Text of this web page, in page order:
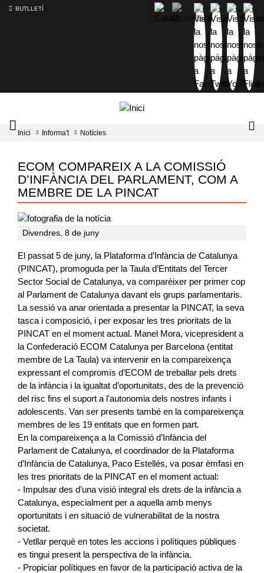
BUTLLETÍ
Mobile
menu
Inici Informa't Notícies
ECOM COMPAREIX A LA COMISSIÓ
D’INFÀNCIA DEL PARLAMENT, COM A
MEMBRE DE LA PINCAT
Divendres, 8 de juny
El passat 5 de juny, la Plataforma d’Infància de Catalunya
(PINCAT), promoguda per la Taula d’Entitats del Tercer
Sector Social de Catalunya, va comparèixer per primer cop
al Parlament de Catalunya davant els grups parlamentaris.
La sessió va anar orientada a presentar la PINCAT, la seva
tasca i composició, i per exposar les tres prioritats de la
PINCAT en el moment actual. Manel Mora, vicepresident a
la Confederació ECOM Catalunya per Barcelona (entitat
membre de La Taula) va intervenir en la compareixença
expressant el compromís d’ECOM de treballar pels drets
de la infància i la igualtat d’oportunitats, des de la prevenció
del risc fins el suport a l'autonomia dels nostres infants i
adolescents. Van ser presents també en la compareixença
membres de les 19 entitats que en formen part.
En la compareixença a la Comissió d’Infància del
Parlament de Catalunya, el coordinador de la Plataforma
d’Infància de Catalunya, Paco Estellés, va posar èmfasi en
les tres prioritats de la PINCAT en el moment actual:
- Impulsar des d’una visió integral els drets de la infància a
Catalunya, especialment per a aquella amb menys
oportunitats i en situació de vulnerabilitat de la nostra
societat.
- Vetllar perquè en totes les accions i polítiques públiques
es tingui present la perspectiva de la infància.
- Propiciar polítiques en favor de la participació activa de la